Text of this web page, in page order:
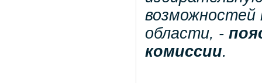
возможностей
области, -
комиссии.